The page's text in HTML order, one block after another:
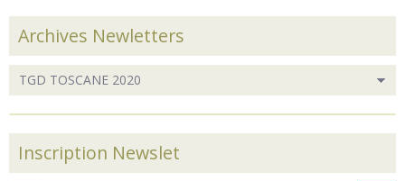
Archives Newletters
Inscription Newslet